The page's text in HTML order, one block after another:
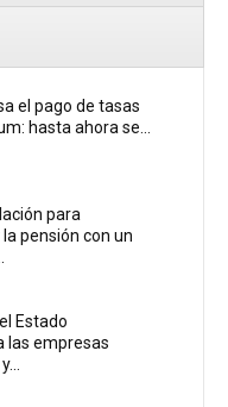
el pago de tasas
hasta ahora se...
para
pensión con un
Estado
las empresas